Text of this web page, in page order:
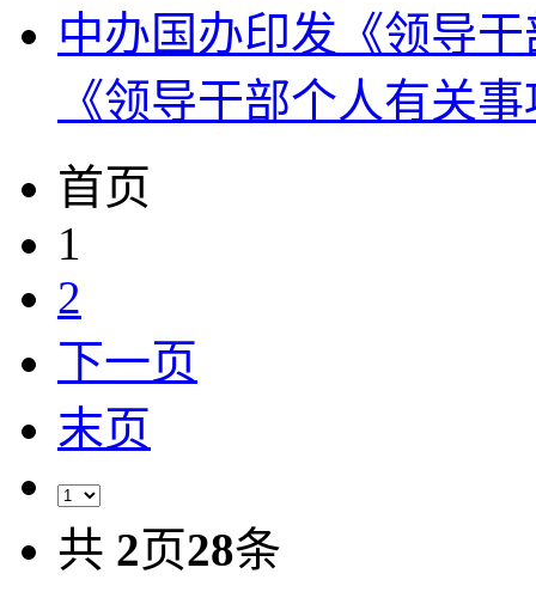
中办国办印发《领导
《领导干部个人有关
首页
1
2
下一页
末页
共 2页28条